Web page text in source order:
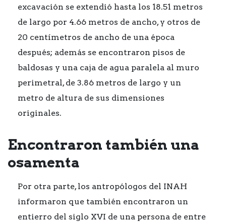
excavación se extendió hasta los 18.51 metros
de largo por 4.66 metros de ancho, y otros de
20 centímetros de ancho de una época
después; además se encontraron pisos de
baldosas y una caja de agua paralela al muro
perimetral, de 3.86 metros de largo y un
metro de altura de sus dimensiones
originales.
Encontraron también una
osamenta
Por otra parte, los antropólogos del INAH
informaron que también encontraron un
entierro del siglo XVI de una persona de entre